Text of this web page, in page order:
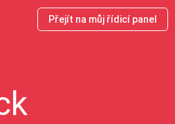
Přejít na můj řídicí panel